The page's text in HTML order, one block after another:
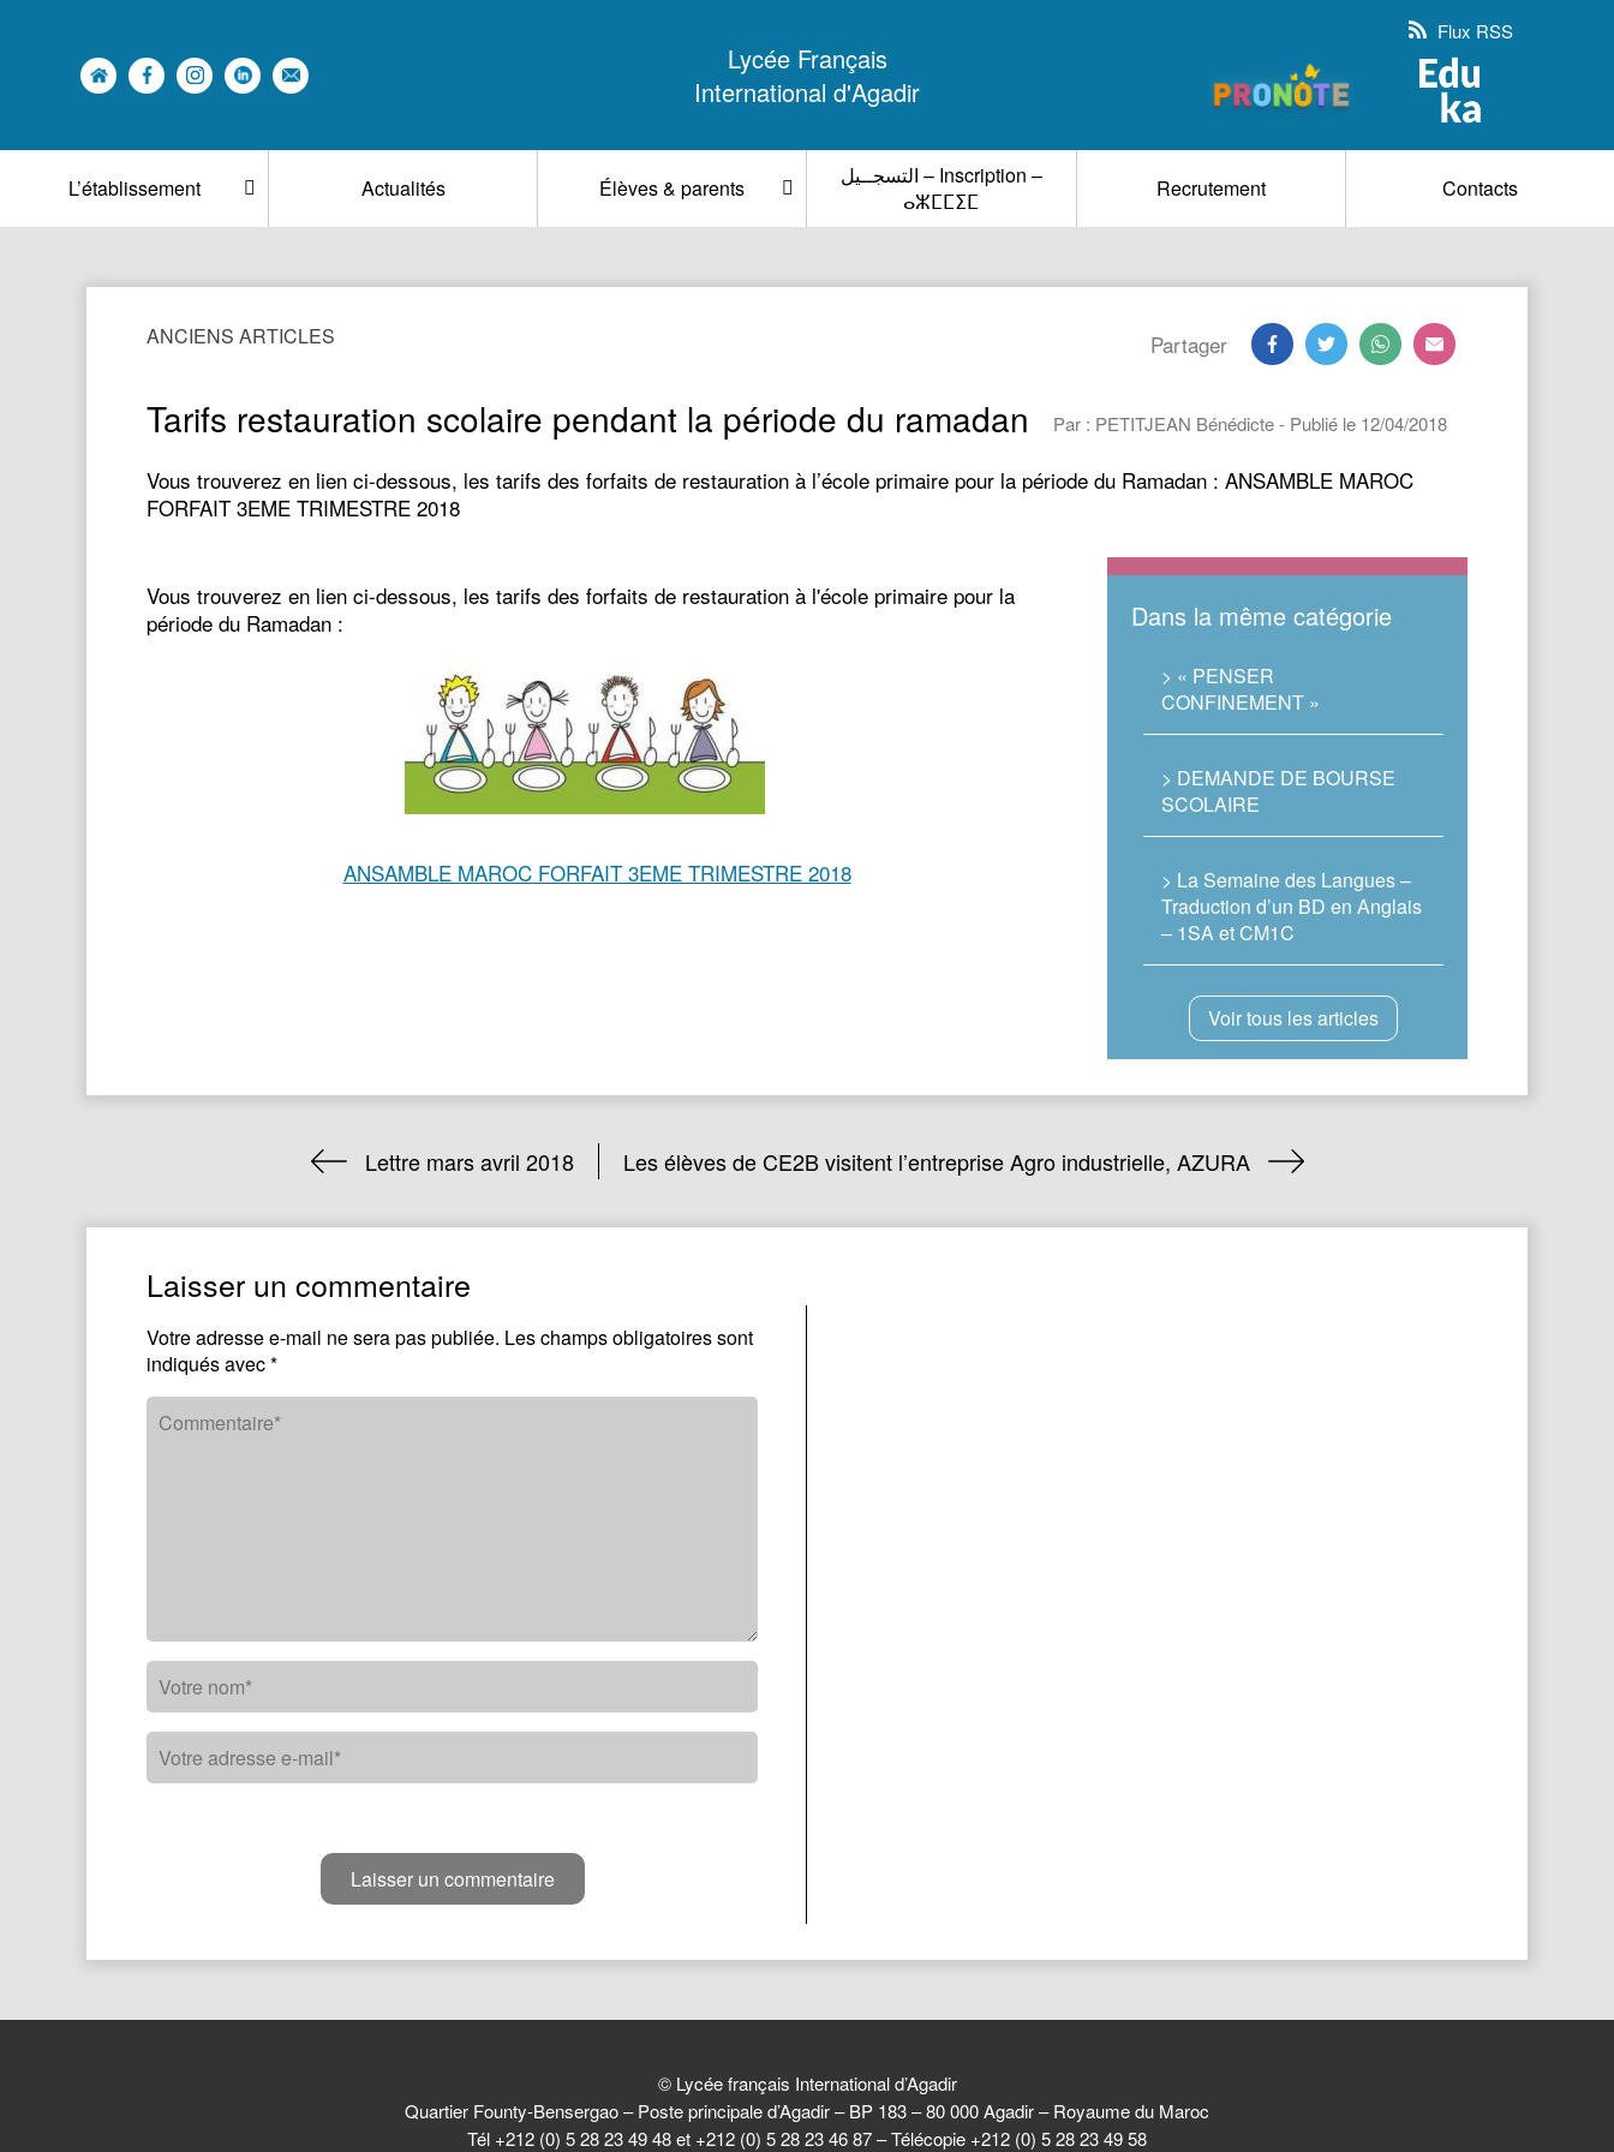
Lycée Français
International d'Agadir
Flux RSS
L’établissement Actualités Élèves & parents
التسجــيل – Inscription –
ⴰⵣⵎⵎⵉⵎ
Recrutement Contacts
ANCIENS ARTICLES Partager
Tarifs restauration scolaire pendant la période du ramadan Par : PETITJEAN Bénédicte - Publié le 12/04/2018
Vous trouverez en lien ci-dessous, les tarifs des forfaits de restauration à l’école primaire pour la période du Ramadan : ANSAMBLE MAROC
FORFAIT 3EME TRIMESTRE 2018
Vous trouverez en lien ci-dessous, les tarifs des forfaits de restauration à l'école primaire pour la
période du Ramadan :
ANSAMBLE MAROC FORFAIT 3EME TRIMESTRE 2018
Dans la même catégorie
> « PENSER
CONFINEMENT »
> DEMANDE DE BOURSE
SCOLAIRE
> La Semaine des Langues –
Traduction d’un BD en Anglais
– 1SA et CM1C
Voir tous les articles
Lettre mars avril 2018 Les élèves de CE2B visitent l’entreprise Agro industrielle, AZURA
Laisser un commentaire
Votre adresse e-mail ne sera pas publiée. Les champs obligatoires sont
indiqués avec*
© Lycée français International d’Agadir
Quartier Founty-Bensergao – Poste principale d’Agadir – BP 183 – 80 000 Agadir – Royaume du Maroc
Tél +212 (0) 5 28 23 49 48 et +212 (0) 5 28 23 46 87 – Télécopie +212 (0) 5 28 23 49 58